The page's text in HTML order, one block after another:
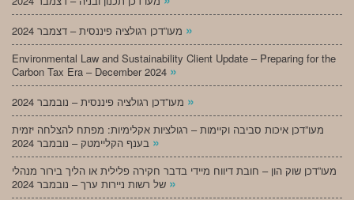
»
Environmental Law and Sustainability Client Update – Preparing for the
Carbon Tax Era – December 2024 »
»
מעו”דכן איכות סביבה וקיימות – רגולציות אקלימיות: מפתח להצלחה יזמית
»
מעו”דכן שוק הון – חובת דיווח מיידי בדבר חקירה פלילית או הליך בירור מנהלי
»